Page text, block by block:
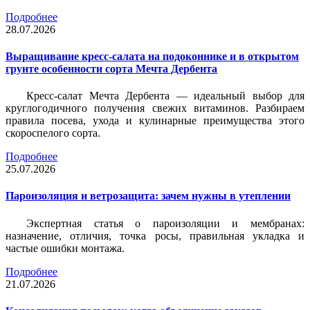
Подробнее
28.07.2026
Выращивание кресс-салата на подоконнике и в открытом
грунте особенности сорта Мечта Дербента
Кресс-салат Мечта Дербента — идеальный выбор для
круглогодичного получения свежих витаминов. Разбираем
правила посева, ухода и кулинарные преимущества этого
скороспелого сорта.
Подробнее
25.07.2026
Пароизоляция и ветрозащита: зачем нужны в утеплении
Экспертная статья о пароизоляции и мембранах:
назначение, отличия, точка росы, правильная укладка и
частые ошибки монтажа.
Подробнее
21.07.2026